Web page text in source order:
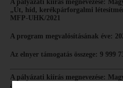
A pályázati kiírás megnevezése:
„Út, híd, kerékpárforgalmi
MFP-UHK/2021
A program megvalósításának éve:
Az elnyer támogatás összege: 9 999
A pályázati kiírás megnevezése:
az „ Önkormányzati tulajdonban